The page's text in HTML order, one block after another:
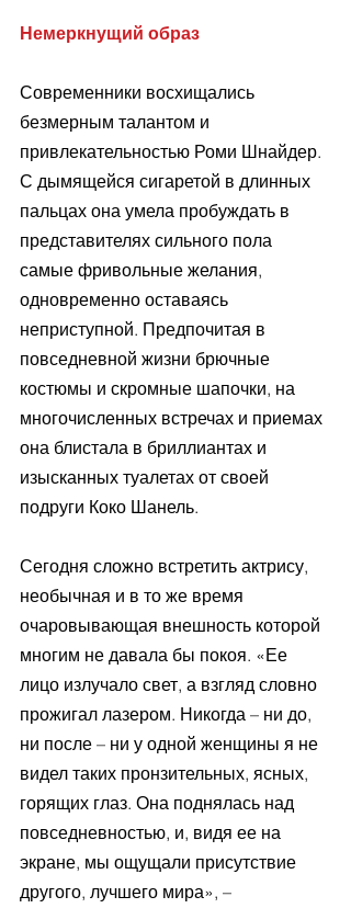
Немеркнущий образ
Современники восхищались
безмерным талантом и
привлекательностью Роми Шнайдер.
С дымящейся сигаретой в длинных
пальцах она умела пробуждать в
представителях сильного пола
самые фривольные желания,
одновременно оставаясь
неприступной. Предпочитая в
повседневной жизни брючные
костюмы и скромные шапочки, на
многочисленных встречах и приемах
она блистала в бриллиантах и
изысканных туалетах от своей
подруги Коко Шанель.
Сегодня сложно встретить актрису,
необычная и в то же время
очаровывающая внешность которой
многим не давала бы покоя. «Ее
лицо излучало свет, а взгляд словно
прожигал лазером. Никогда – ни до,
ни после – ни у одной женщины я не
видел таких пронзительных, ясных,
горящих глаз. Она поднялась над
повседневностью, и, видя ее на
экране, мы ощущали присутствие
другого, лучшего мира», –